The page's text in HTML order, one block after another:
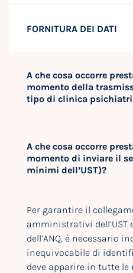
FORNITURA DEI DATI
A che cosa occorre
momento della
tipo di clinica
A che cosa occorre
momento di inviare il
minimi dell’UST)?
Per garantire il
amministrativi dell’UST
dell’ANQ, è necessario
inequivocabile di
deve apparire in tutte